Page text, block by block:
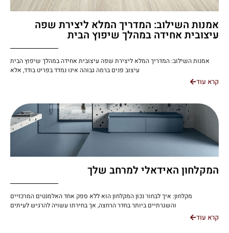
אמנות השילוב: המדריך המלא ליצירת שפה
עיצובית אחידה במהלך שיפוץ הבית
אמנות השילוב: המדריך המלא ליצירת שפה עיצובית אחידה במהלך שיפוץ הבית
עיצוב פנים ברמה גבוהה אינו נמדד בפריט בודד, אלא
קרא עוד
המקלחון האידאלי למרחב שלך
מקלחון: איך לבחור נכון המקלחון הוא ללא ספק אחד האלמנטים המרכזיים
והשגרתיים ביותר בחדר הרחצה, אך בחירתו עשויה להרגיש לעיתים
קרא עוד